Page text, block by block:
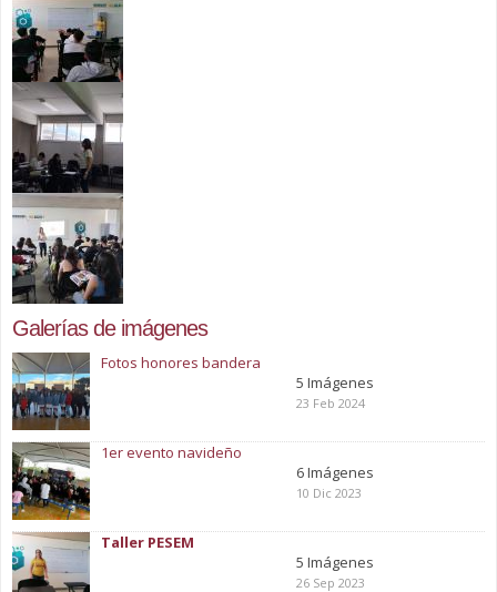
Galerías de imágenes
Fotos honores bandera
5 Imágenes
23 Feb 2024
1er evento navideño
6 Imágenes
10 Dic 2023
Taller PESEM
5 Imágenes
26 Sep 2023